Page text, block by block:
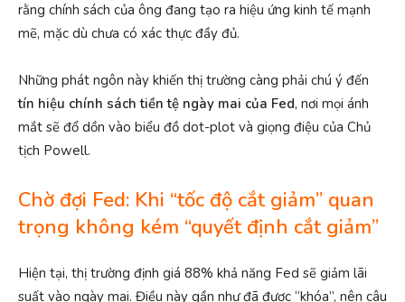
rằng chính sách của ông đang tạo ra hiệu ứng kinh tế mạnh
mẽ, mặc dù chưa có xác thực đầy đủ.
Những phát ngôn này khiến thị trường càng phải chú ý đến
tín hiệu chính sách tiền tệ ngày mai của Fed, nơi mọi ánh
mắt sẽ đổ dồn vào biểu đồ dot-plot và giọng điệu của Chủ
tịch Powell.
Chờ đợi Fed: Khi “tốc độ cắt giảm” quan
trọng không kém “quyết định cắt giảm”
Hiện tại, thị trường định giá 88% khả năng Fed sẽ giảm lãi
suất vào ngày mai. Điều này gần như đã được “khóa”, nên câu